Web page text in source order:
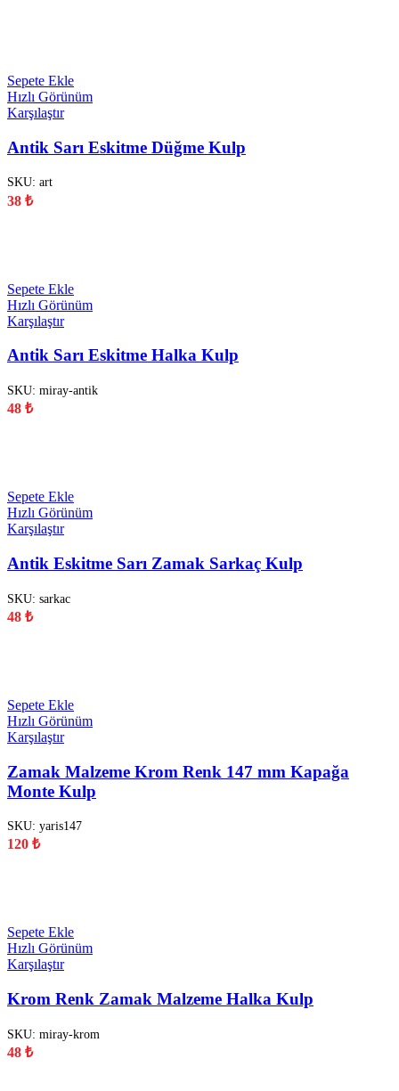
Sepete Ekle
Hızlı Görünüm
Karşılaştır
Antik Sarı Eskitme Düğme Kulp
SKU: art
38 ₺
Sepete Ekle
Hızlı Görünüm
Karşılaştır
Antik Sarı Eskitme Halka Kulp
SKU: miray-antik
48 ₺
Sepete Ekle
Hızlı Görünüm
Karşılaştır
Antik Eskitme Sarı Zamak Sarkaç Kulp
SKU: sarkac
48 ₺
Sepete Ekle
Hızlı Görünüm
Karşılaştır
Zamak Malzeme Krom Renk 147 mm Kapağa
Monte Kulp
SKU: yaris147
120 ₺
Sepete Ekle
Hızlı Görünüm
Karşılaştır
Krom Renk Zamak Malzeme Halka Kulp
SKU: miray-krom
48 ₺